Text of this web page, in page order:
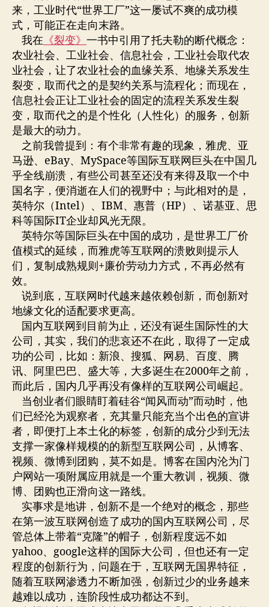
来，工业时代“世界工厂”这一屡试不爽的成功模
式，可能正在走向末路。
我在 《裂变》 一书中引用了托夫勒的断代概念：
农业社会、工业社会、信息社会，工业社会取代农
业社会，让了农业社会的血缘关系、地缘关系发生
裂变，取而代之的是契约关系与流程化；而现在，
信息社会正让工业社会的固定的流程关系发生裂
变，取而代之的是个性化（人性化）的服务，创新
是最大的动力。
之前我曾提到：有个非常有趣的现象，雅虎、亚
马逊、eBay、MySpace等国际互联网巨头在中国几
乎全线崩溃，有些公司甚至还没有来得及取一个中
国名字，便消逝在人们的视野中；与此相对的是，
英特尔（Intel）、IBM、惠普（HP）、诺基亚、思
科等国际IT企业却风光无限。
英特尔等国际巨头在中国的成功，是世界工厂价
值模式的延续，而雅虎等互联网的溃败则提示人
们，复制成熟规则+廉价劳动力方式，不再必然有
效。
说到底，互联网时代越来越依赖创新，而创新对
地缘文化的适配要求更高。
国内互联网到目前为止，还没有诞生国际性的大
公司，其实，我们的悲哀还不在此，取得了一定成
功的公司，比如：新浪、搜狐、网易、百度、腾
讯、阿里巴巴、盛大等，大多诞生在2000年之前，
而此后，国内几乎再没有像样的互联网公司崛起。
当创业者们眼睛盯着硅谷“闻风而动”而动时，他
们已经沦为观察者，充其量只能充当个出色的宣讲
者，即便打上本土化的标签，创新的成分少到无法
支撑一家像样规模的的新型互联网公司，从博客、
视频、微博到团购，莫不如是。博客在国内沦为门
户网站一项附属应用就是一个重大教训，视频、微
博、团购也正滑向这一路线。
实事求是地讲，创新不是一个绝对的概念，那些
在第一波互联网创造了成功的国内互联网公司，尽
管总体上带着“克隆”的帽子，创新程度远不如
yahoo、google这样的国际大公司，但也还有一定
程度的创新行为，问题在于，互联网无国界特征，
随着互联网渗透力不断加强，创新过少的业务越来
越难以成功，连阶段性成功都达不到。